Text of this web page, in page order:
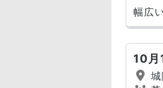
幅広
10